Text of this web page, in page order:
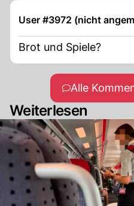
User #3972 (nicht
Brot und Spiele?
Alle
Weiterlesen